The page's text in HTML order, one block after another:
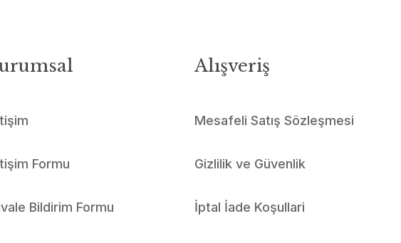
Formu
Bildirim Formu
Alışveriş
Mesafeli Satış Sözleşmesi
Gizlilik ve Güvenlik
İptal İade Koşullari